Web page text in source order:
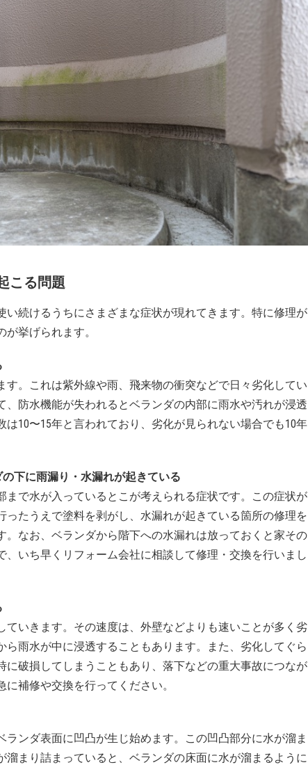
こる問題
続けるうちにさまざまな症状が現れてきます。特に修理が
挙げられます。
。これは紫外線や雨、飛来物の衝突などで日々劣化してい
、防水機能が失われるとベランダの内部に雨水や汚れが浸透
10〜15年と言われており、劣化が見られない場合でも10年
下に雨漏り・水漏れが起きている
で水が入っているとこが考えられる症状です。この症状が
ったうえで塗料を剥がし、水漏れが起きている箇所の修理を
なお、ベランダから階下への水漏れは放っておくと家その
、いち早くリフォーム会社に相談して修理・交換を行いまし
いきます。その速度は、外壁などよりも速いことが多く劣
雨水が中に浸透することもあります。また、劣化してぐら
破損してしまうこともあり、落下などの重大事故につなが
補修や交換を行ってください。
ンダ表面に凹凸が生じ始めます。この凹凸部分に水が溜ま
まり詰まっていると、ベランダの床面に水が溜まるように